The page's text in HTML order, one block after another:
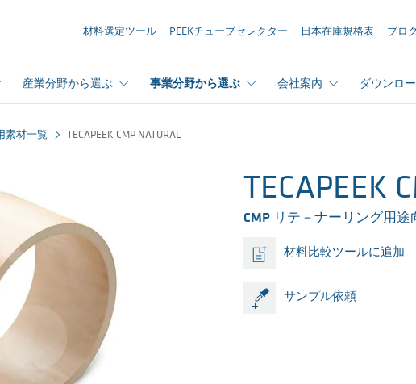
材料選定ツール PEEKチューブセレクター 日本在庫規格表 ブロ
産業分野から選ぶ 事業分野から選ぶ 会社案内 ダウンロ
素材一覧 TECAPEEK CMP NATURAL
TECAPEEK
CMP リテ－ナーリング用途
材料比較ツールに追加
サンプル依頼